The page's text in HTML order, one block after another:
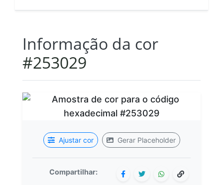
Informação da cor
#253029
Ajustar cor Gerar Placeholder
Compartilhar: